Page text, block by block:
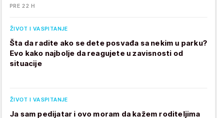
PRE 22 H
ŽIVOT I VASPITANJE
Šta da radite ako se dete posvađa sa nekim u parku?
Evo kako najbolje da reagujete u zavisnosti od
situacije
ŽIVOT I VASPITANJE
Ja sam pedijatar i ovo moram da kažem roditeljima